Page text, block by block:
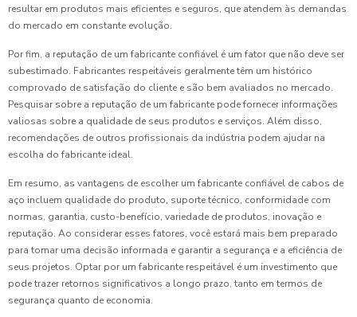
resultar em produtos mais eficientes e seguros, que atendem às demandas
do mercado em constante evolução.
Por fim, a reputação de um fabricante confiável é um fator que não deve ser
subestimado. Fabricantes respeitáveis geralmente têm um histórico
comprovado de satisfação do cliente e são bem avaliados no mercado.
Pesquisar sobre a reputação de um fabricante pode fornecer informações
valiosas sobre a qualidade de seus produtos e serviços. Além disso,
recomendações de outros profissionais da indústria podem ajudar na
escolha do fabricante ideal.
Em resumo, as vantagens de escolher um fabricante confiável de cabos de
aço incluem qualidade do produto, suporte técnico, conformidade com
normas, garantia, custo-benefício, variedade de produtos, inovação e
reputação. Ao considerar esses fatores, você estará mais bem preparado
para tomar uma decisão informada e garantir a segurança e a eficiência de
seus projetos. Optar por um fabricante respeitável é um investimento que
pode trazer retornos significativos a longo prazo, tanto em termos de
segurança quanto de economia.